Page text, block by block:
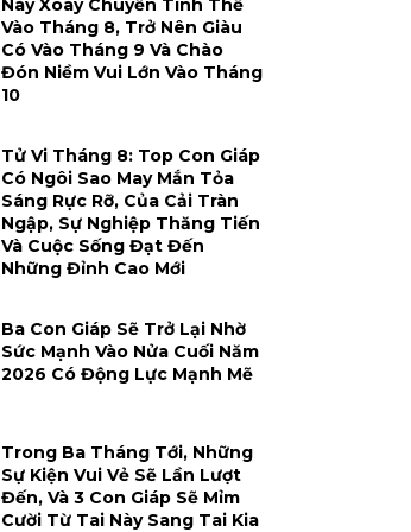
Này Xoay Chuyển Tình Thế
Vào Tháng 8, Trở Nên Giàu
Có Vào Tháng 9 Và Chào
Đón Niềm Vui Lớn Vào Tháng
10
Tử Vi Tháng 8: Top Con Giáp
Có Ngôi Sao May Mắn Tỏa
Sáng Rực Rỡ, Của Cải Tràn
Ngập, Sự Nghiệp Thăng Tiến
Và Cuộc Sống Đạt Đến
Những Đỉnh Cao Mới
Ba Con Giáp Sẽ Trở Lại Nhờ
Sức Mạnh Vào Nửa Cuối Năm
2026 Có Động Lực Mạnh Mẽ
Trong Ba Tháng Tới, Những
Sự Kiện Vui Vẻ Sẽ Lần Lượt
Đến, Và 3 Con Giáp Sẽ Mỉm
Cười Từ Tai Này Sang Tai Kia